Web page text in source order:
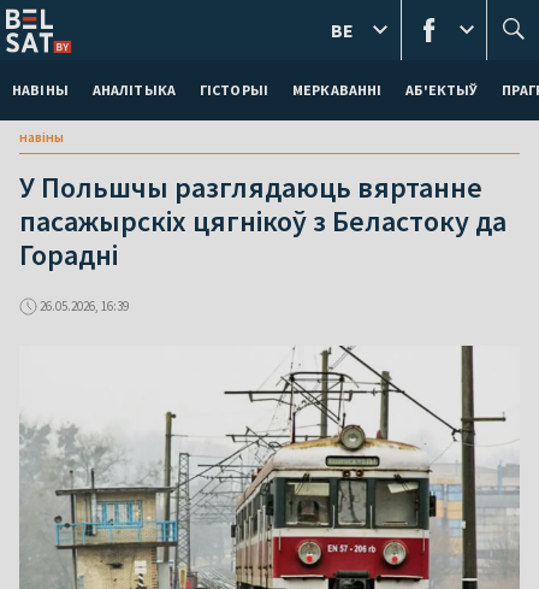
НАВІНЫ АНАЛІТЫКА ГІСТОРЫІ МЕРКАВАННI АБ'ЕКТЫЎ
BE
навіны
У Польшчы разглядаюць вяртанне
пасажырскіх цягнікоў з Беластоку да
Горадні
26.05.2026, 16:39